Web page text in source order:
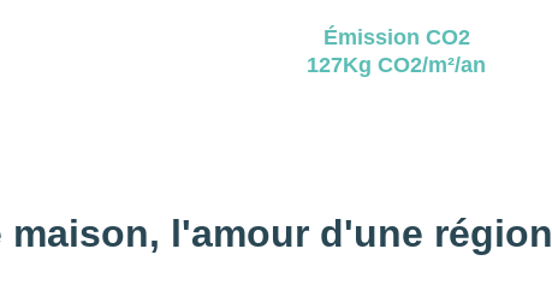
Émission CO2
127Kg CO2/m²/an
maison, l'amour d'une région